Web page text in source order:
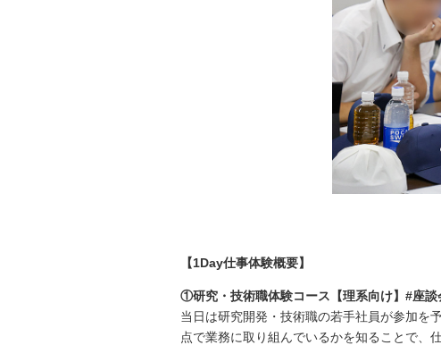
【1Day仕事体験概要】
①研究・技術職体験コース【理系向け】#座談
当日は研究開発・技術職の若手社員が参加を
点で業務に取り組んでいるかを知ることで、